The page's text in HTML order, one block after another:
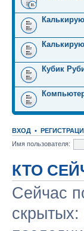
Кубик
ВХОД •
Имя пользователя:
КТО
Сейчас
скрытых: